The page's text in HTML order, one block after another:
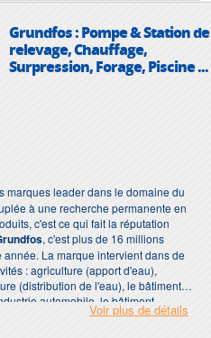
Grundfos : Pompe & Station de
relevage, Chauffage,
Surpression, Forage, Piscine ...
marques leader dans le domaine du
à une recherche permanente en
c'est ce qui fait la réputation
, c'est plus de 16 millions
La marque intervient dans de
: agriculture (apport d'eau),
(distribution de l'eau), le bâtiment
automobile, le bâtiment
industrielles... Une gammeVoir plus de détails